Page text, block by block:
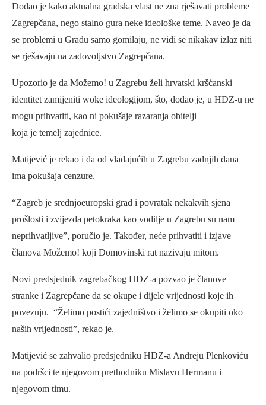
Dodao je kako aktualna gradska vlast ne zna rješavati probleme
Zagrepčana, nego stalno gura neke ideološke teme. Naveo je da
se problemi u Gradu samo gomilaju, ne vidi se nikakav izlaz niti
se rješavaju na zadovoljstvo Zagrepčana.
Upozorio je da Možemo! u Zagrebu želi hrvatski kršćanski
identitet zamijeniti woke ideologijom, što, dodao je, u HDZ-u ne
mogu prihvatiti, kao ni pokušaje razaranja obitelji
koja je temelj zajednice.
Matijević je rekao i da od vladajućih u Zagrebu zadnjih dana
ima pokušaja cenzure.
“Zagreb je srednjoeuropski grad i povratak nekakvih sjena
prošlosti i zvijezda petokraka kao vodilje u Zagrebu su nam
neprihvatljive”, poručio je. Također, neće prihvatiti i izjave
članova Možemo! koji Domovinski rat nazivaju mitom.
Novi predsjednik zagrebačkog HDZ-a pozvao je članove
stranke i Zagrepčane da se okupe i dijele vrijednosti koje ih
povezuju. “Želimo postići zajedništvo i želimo se okupiti oko
naših vrijednosti”, rekao je.
Matijević se zahvalio predsjedniku HDZ-a Andreju Plenkoviću
na podršci te njegovom prethodniku Mislavu Hermanu i
njegovom timu.